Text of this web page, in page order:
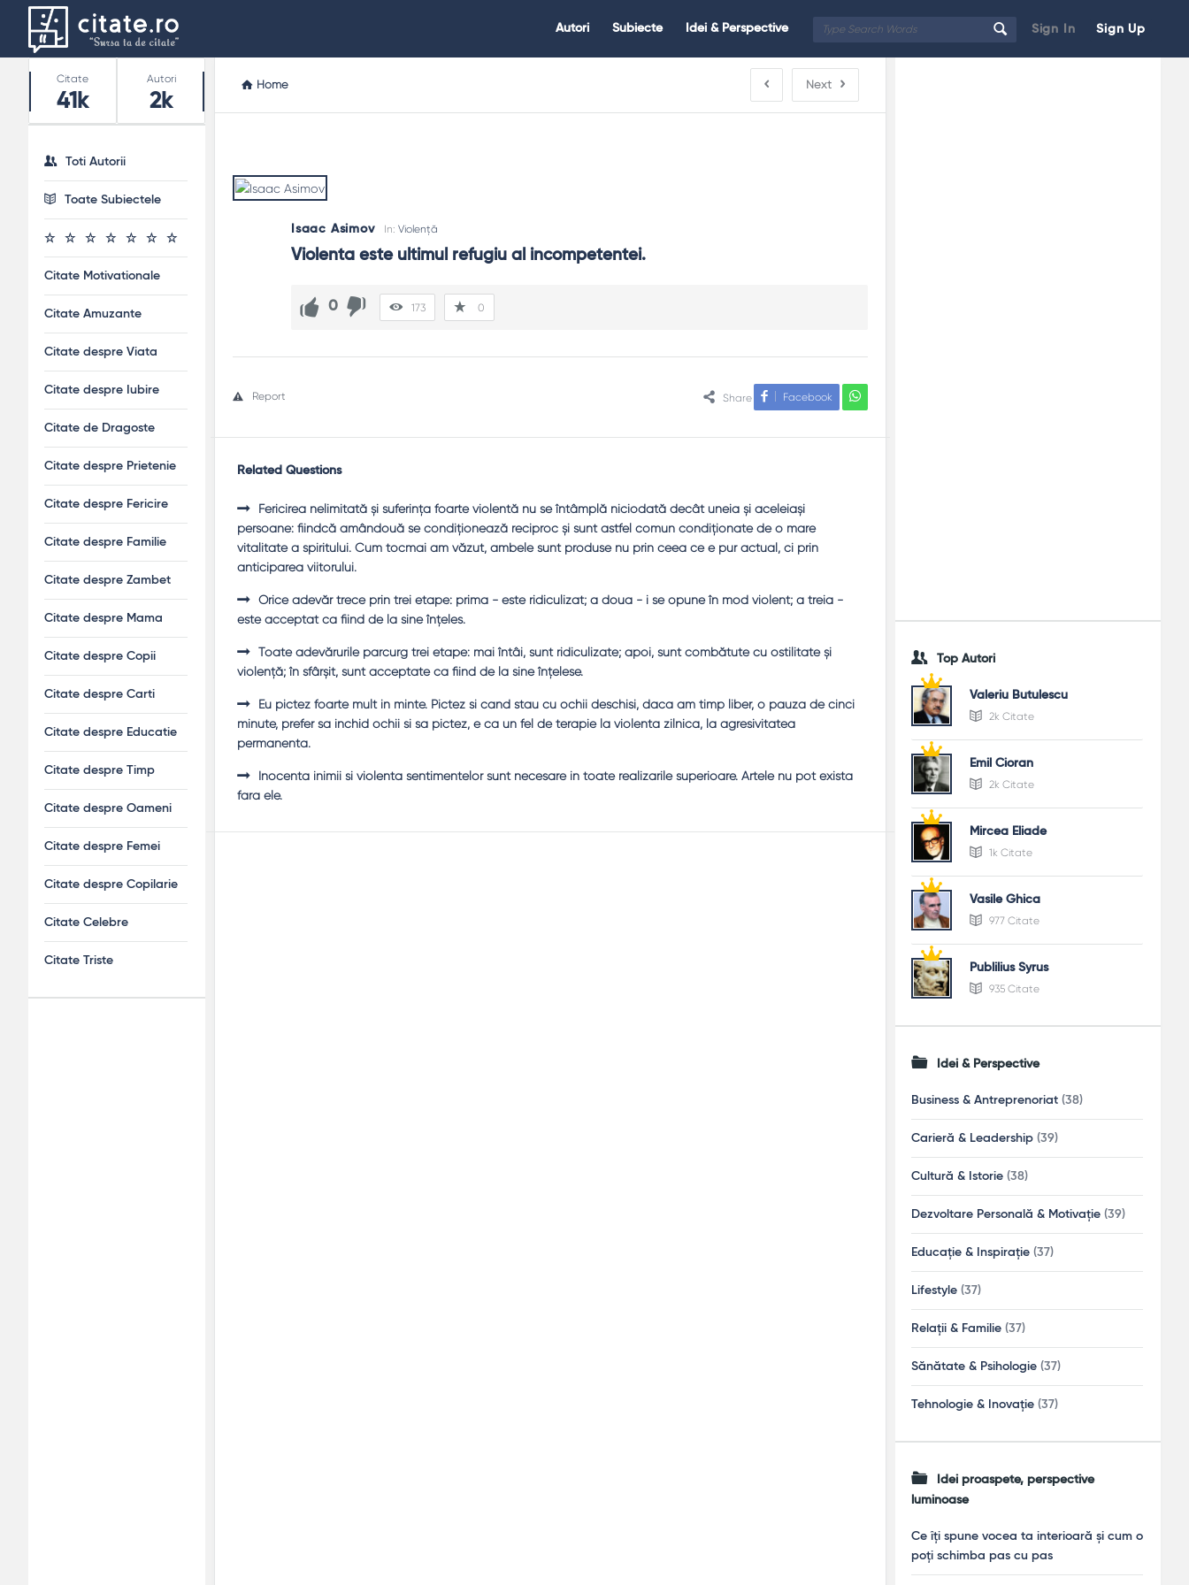
Sign In Sign Up
Citate.ro
Autori Subiecte Idei & Perspective
Home Next
Isaac Asimov In: Violență
Violenta este ultimul refugiu al incompetentei.
0 173 0
Share Facebook
Report
Related Questions
Fericirea nelimitată şi suferinţa foarte violentă nu se întâmplă niciodată decât uneia şi aceleiaşi
persoane: fiindcă amândouă se condiţionează reciproc şi sunt astfel comun condiţionate de o mare
vitalitate a spiritului. Cum tocmai am văzut, ambele sunt produse nu prin ceea ce e pur actual, ci prin
anticiparea viitorului.
Orice adevăr trece prin trei etape: prima - este ridiculizat; a doua - i se opune în mod violent; a treia -
este acceptat ca fiind de la sine înţeles.
Toate adevărurile parcurg trei etape: mai întâi, sunt ridiculizate; apoi, sunt combătute cu ostilitate şi
violenţă; în sfârşit, sunt acceptate ca fiind de la sine înţelese.
Eu pictez foarte mult in minte. Pictez si cand stau cu ochii deschisi, daca am timp liber, o pauza de cinci
minute, prefer sa inchid ochii si sa pictez, e ca un fel de terapie la violenta zilnica, la agresivitatea
permanenta.
Inocenta inimii si violenta sentimentelor sunt necesare in toate realizarile superioare. Artele nu pot exista
fara ele.
Top Autori
Valeriu Butulescu
2k Citate
Emil Cioran
2k Citate
Mircea Eliade
1k Citate
Vasile Ghica
977 Citate
Publilius Syrus
935 Citate
Idei & Perspective
Business & Antreprenoriat (38)
Carieră & Leadership (39)
Cultură & Istorie (38)
Dezvoltare Personală & Motivație (39)
Educație & Inspirație (37)
Lifestyle (37)
Relații & Familie (37)
Sănătate & Psihologie (37)
Tehnologie & Inovație (37)
Idei proaspete, perspective
luminoase
Ce îți spune vocea ta interioară și cum o
poți schimba pas cu pas
Stats
Citate
41k
Autori
2k
Toti Autorii
Toate Subiectele
Citate Motivationale
Citate Amuzante
Citate despre Viata
Citate despre Iubire
Citate de Dragoste
Citate despre Prietenie
Citate despre Fericire
Citate despre Familie
Citate despre Zambet
Citate despre Mama
Citate despre Copii
Citate despre Carti
Citate despre Educatie
Citate despre Timp
Citate despre Oameni
Citate despre Femei
Citate despre Copilarie
Citate Celebre
Citate Triste